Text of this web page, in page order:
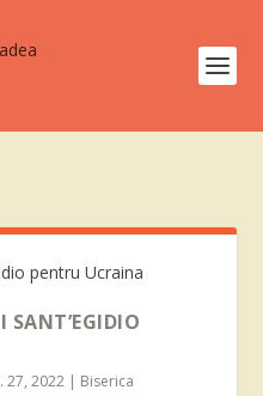
27, 2022 | Biserica